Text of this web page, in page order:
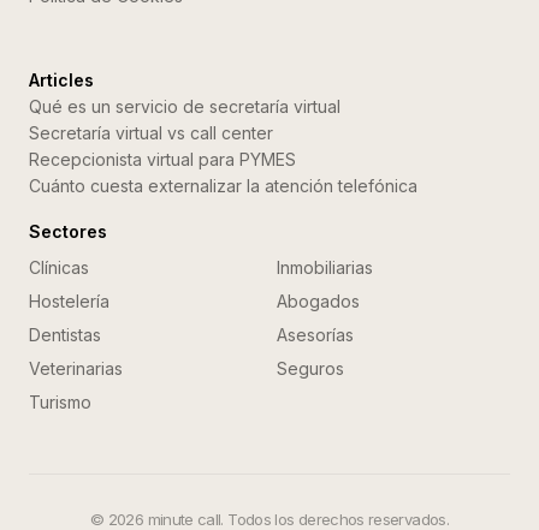
Articles
Qué es un servicio de secretaría virtual
Secretaría virtual vs call center
Recepcionista virtual para PYMES
Cuánto cuesta externalizar la atención telefónica
Sectores
Clínicas
Inmobiliarias
Hostelería
Abogados
Dentistas
Asesorías
Veterinarias
Seguros
Turismo
© 2026 minute call. Todos los derechos reservados.